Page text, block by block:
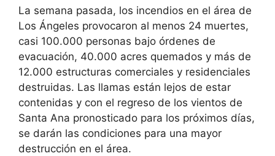
La semana pasada, los incendios en el área de
Los Ángeles provocaron al menos 24 muertes,
casi 100.000 personas bajo órdenes de
evacuación, 40.000 acres quemados y más de
12.000 estructuras comerciales y residenciales
destruidas. Las llamas están lejos de estar
contenidas y con el regreso de los vientos de
Santa Ana pronosticado para los próximos días,
se darán las condiciones para una mayor
destrucción en el área.